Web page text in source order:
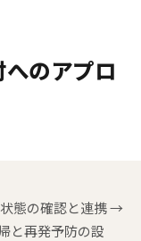
のアプロ
態の確認と連携 →
と再発予防の設